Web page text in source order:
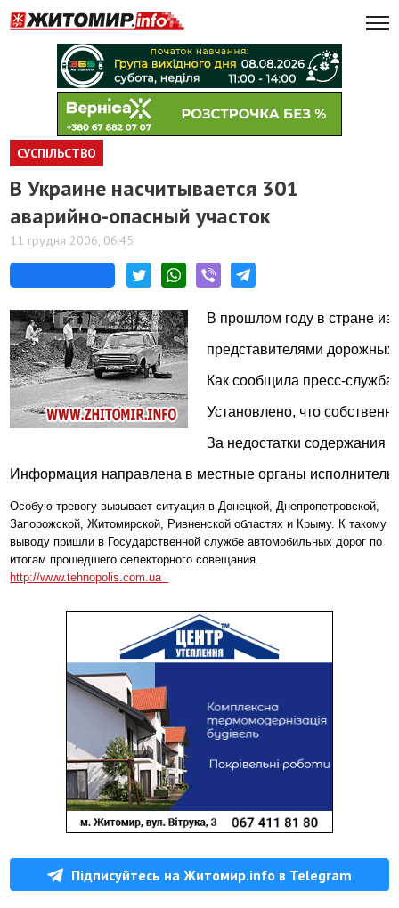
СУСПІЛЬСТВО
В Украине насчитывается 301
аварийно-опасный участок
11 грудня 2006, 06:45
В прошлом году в стране
представителями
Как сообщила пресс-служба
Установлено, что
За недостатки содержания
Информация направлена в местные органы
Особую тревогу вызывает ситуация в Донецкой, Днепропетровской,
Запорожской, Житомирской, Ривненской областях и Крыму. К такому
выводу пришли в Государственной службе автомобильных дорог по
итогам прошедшего селекторного совещания.
http://www.tehnopolis.com.ua
Підписуйтесь на Житомир.info в Telegram